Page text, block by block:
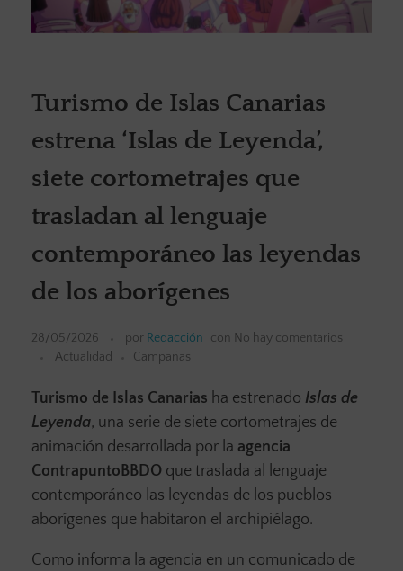
Turismo de Islas Canarias
estrena ‘Islas de Leyenda’,
siete cortometrajes que
trasladan al lenguaje
contemporáneo las leyendas
de los aborígenes
28/05/2026 por Redacción con No hay comentarios
Actualidad
Campañas
Turismo de Islas Canarias ha estrenado Islas de
Leyenda, una serie de siete cortometrajes de
animación desarrollada por la agencia
ContrapuntoBBDO que traslada al lenguaje
contemporáneo las leyendas de los pueblos
aborígenes que habitaron el archipiélago.
Como informa la agencia en un comunicado de